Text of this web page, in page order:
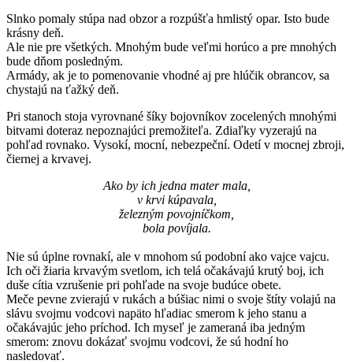
Slnko pomaly stúpa nad obzor a rozpúšťa hmlistý opar. Isto bude
krásny deň.
Ale nie pre všetkých. Mnohým bude veľmi horúco a pre mnohých
bude dňom posledným.
Armády, ak je to pomenovanie vhodné aj pre hlúčik obrancov, sa
chystajú na ťažký deň.
Pri stanoch stoja vyrovnané šíky bojovníkov zocelených mnohými
bitvami doteraz nepoznajúci premožiteľa. Zdiaľky vyzerajú na
pohľad rovnako. Vysokí, mocní, nebezpeční. Odetí v mocnej zbroji,
čiernej a krvavej.
Ako by ich jedna mater mala,
v krvi kúpavala,
železným povojníčkom,
bola povíjala.
Nie sú úplne rovnakí, ale v mnohom sú podobní ako vajce vajcu.
Ich oči žiaria krvavým svetlom, ich telá očakávajú krutý boj, ich
duše cítia vzrušenie pri pohľade na svoje budúce obete.
Meče pevne zvierajú v rukách a búšiac nimi o svoje štíty volajú na
slávu svojmu vodcovi napäto hľadiac smerom k jeho stanu a
očakávajúc jeho príchod. Ich myseľ je zameraná iba jedným
smerom: znovu dokázať svojmu vodcovi, že sú hodní ho
nasledovať.